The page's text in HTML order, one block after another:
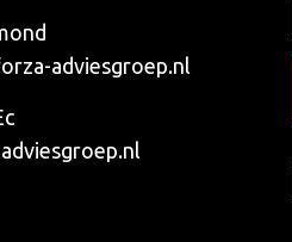
adviesgroep.nl